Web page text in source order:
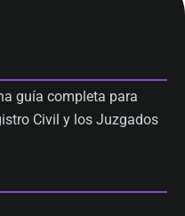
guía completa para
Civil y los Juzgados